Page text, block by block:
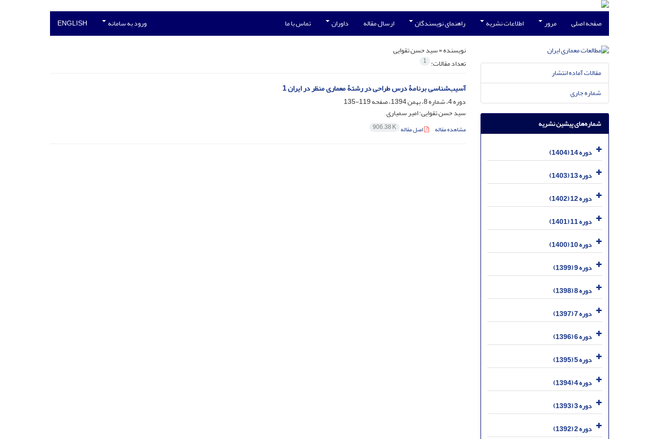
صفحه اصلی مرور اطلاعات نشریه راهنمای نویسندگان ارسال مقاله داوران تماس با ما ورود به سامانه ENGLISH
نویسنده =سید حسن تقوایی
تعداد مقالات: 1
آسیب‌شناسی برنامۀ درس طراحی در رشتۀ معماری منظر در ایران 1
دوره 4، شماره 8، بهمن 1394، صفحه
119-135
سید حسن تقوایی؛ امیر سمیاری
مشاهده مقاله اصل مقاله 906.38 K
مقالات آماده انتشار
شماره جاری
شماره‌های پیشین نشریه
دوره 14 (1404)
دوره 13 (1403)
دوره 12 (1402)
دوره 11 (1401)
دوره 10 (1400)
دوره 9 (1399)
دوره 8 (1398)
دوره 7 (1397)
دوره 6 (1396)
دوره 5 (1395)
دوره 4 (1394)
دوره 3 (1393)
دوره 2 (1392)